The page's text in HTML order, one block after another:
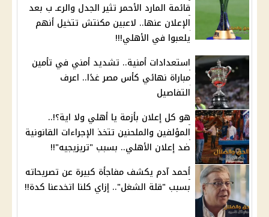
قائمة المارد الأحمر تثير الجدل والرعـ ب بعد
الإعلان عنها.. لاعبين مكنتش تتخيل أنهم
يلعبوا في الأهلي!!!
استعدادات أمنية.. تشديد أمني في تأمين
مباراة نهائي كأس مصر غدًا.. اعرف
التفاصيل
هو كل إعلان بأزمة يا أهلي ولا اية؟!..
المؤلفين والملحنين تتخذ الإجراءات القانونية
ضد إعلان الأهلي.. بسبب "تريزيجيه"!!
أحمد آدم يكشف مفاجأة كبيرة عن تصريحاته
بسبب "قلة الشغل".. إزاي كلنا اتخدعنا كدة!!